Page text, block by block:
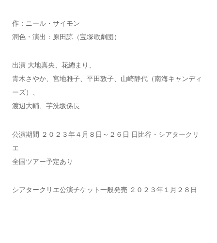
作：ニール・サイモン
潤色・演出：原田諒（宝塚歌劇団）
出演 大地真央、花總まり、
青木さやか、宮地雅子、平田敦子、山崎静代（南海キャンディ
ーズ）、
渡辺大輔、芋洗坂係長
公演期間 ２０２３年４月８日～２６日 日比谷・シアタークリ
エ
全国ツアー予定あり
シアタークリエ公演チケット一般発売 ２０２３年１月２８日